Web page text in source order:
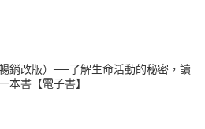
銷改版）──了解生命活動的秘密，讀
本書【電子書】